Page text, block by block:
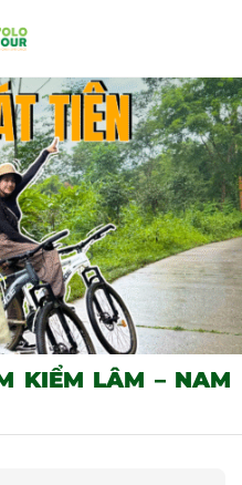
KIỂM LÂM – NAM